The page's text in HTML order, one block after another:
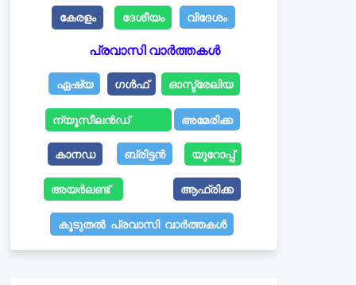
കേരളം ദേശീയം വിദേശം
പ്രവാസി വാർത്തകൾ
ഏഷ്യ ഗൾഫ് ഓസ്ട്രേലിയ
ന്യൂസീലൻഡ് അമേരിക്ക
കാനഡ ബ്രിട്ടൻ യൂറോപ്പ്
അയർലണ്ട് ആഫ്രിക്ക
കൂടുതൽ പ്രവാസി വാർത്തകൾ